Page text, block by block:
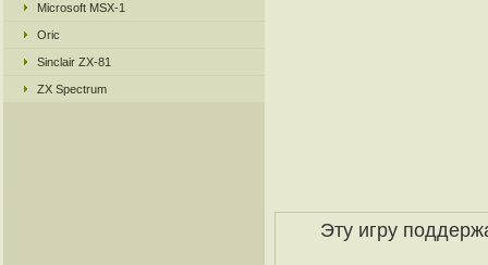
Microsoft MSX-1
Oric
Sinclair ZX-81
ZX Spectrum
Эту игру